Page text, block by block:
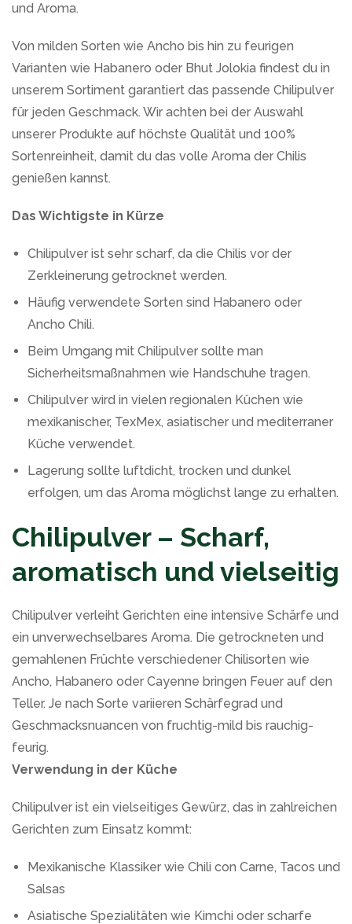
und Aroma.
Von milden Sorten wie Ancho bis hin zu feurigen
Varianten wie Habanero oder Bhut Jolokia findest du in
unserem Sortiment garantiert das passende Chilipulver
für jeden Geschmack. Wir achten bei der Auswahl
unserer Produkte auf höchste Qualität und 100%
Sortenreinheit, damit du das volle Aroma der Chilis
genießen kannst.
Das Wichtigste in Kürze
Chilipulver ist sehr scharf, da die Chilis vor der
Zerkleinerung getrocknet werden.
Häufig verwendete Sorten sind Habanero oder
Ancho Chili.
Beim Umgang mit Chilipulver sollte man
Sicherheitsmaßnahmen wie Handschuhe tragen.
Chilipulver wird in vielen regionalen Küchen wie
mexikanischer, TexMex, asiatischer und mediterraner
Küche verwendet.
Lagerung sollte luftdicht, trocken und dunkel
erfolgen, um das Aroma möglichst lange zu erhalten.
Chilipulver – Scharf,
aromatisch und vielseitig
Chilipulver verleiht Gerichten eine intensive Schärfe und
ein unverwechselbares Aroma. Die getrockneten und
gemahlenen Früchte verschiedener Chilisorten wie
Ancho, Habanero oder Cayenne bringen Feuer auf den
Teller. Je nach Sorte variieren Schärfegrad und
Geschmacksnuancen von fruchtig-mild bis rauchig-
feurig.
Verwendung in der Küche
Chilipulver ist ein vielseitiges Gewürz, das in zahlreichen
Gerichten zum Einsatz kommt:
Mexikanische Klassiker wie Chili con Carne, Tacos und
Salsas
Asiatische Spezialitäten wie Kimchi oder scharfe